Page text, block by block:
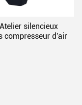
silencieux
compresseur d'air